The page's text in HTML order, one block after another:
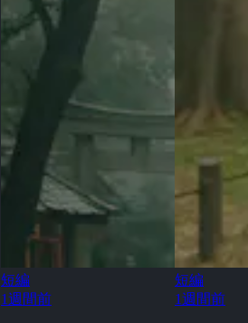
短編
1週間前
短編
1週間前